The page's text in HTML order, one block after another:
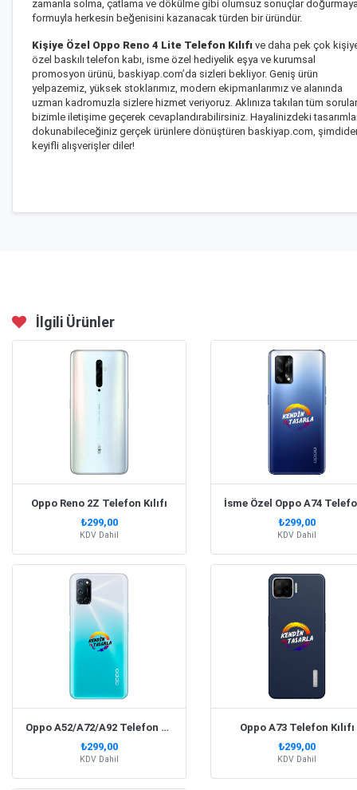
zamanla solma, çatlama ve dökülme gibi olumsuz sonuçlar
formuyla herkesin beğenisini kazanacak türden bir üründür.
Kişiye Özel Oppo Reno 4 Lite Telefon Kılıfı ve daha pek çok
özel baskılı telefon kabı, isme özel hediyelik eşya ve kurumsal
promosyon ürünü, baskiyap.com’da sizleri bekliyor. Geniş ürün
yelpazemiz, yüksek stoklarımız, modern ekipmanlarımız ve alanında
uzman kadromuzla sizlere hizmet veriyoruz. Aklınıza takılan tüm
bizimle iletişime geçerek cevaplandırabilirsiniz. Hayalinizdeki
dokunabileceğiniz gerçek ürünlere dönüştüren baskiyap.com,
keyifli alışverişler diler!
İlgili Ürünler
Oppo Reno 2Z Telefon Kılıfı
₺299,00
KDV Dahil
₺299,00
KDV Dahil
Oppo A52/A72/A92 Telefon Kılıfı
₺299,00
KDV Dahil
Oppo A73 Telefon Kılıfı
₺299,00
KDV Dahil